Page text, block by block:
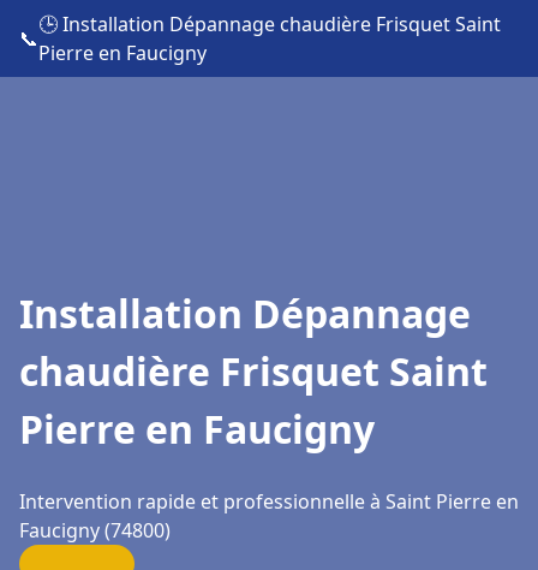
📞
🕒 Installation Dépannage chaudière Frisquet Saint
Pierre en Faucigny
Installation Dépannage
chaudière Frisquet Saint
Pierre en Faucigny
Intervention rapide et professionnelle à Saint Pierre en
Faucigny (74800)